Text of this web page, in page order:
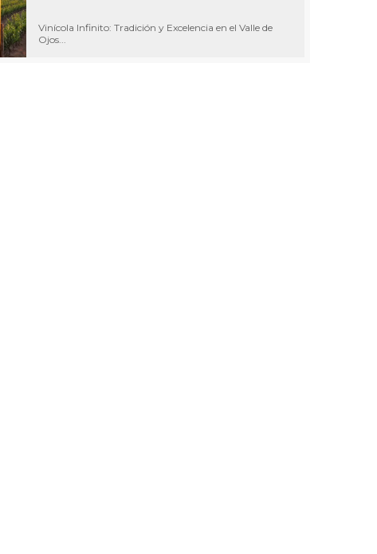
Vinícola Infinito: Tradición y Excelencia en el Valle de
Ojos...